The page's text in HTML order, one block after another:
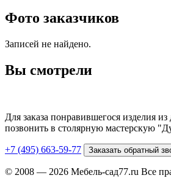
Фото заказчиков
Записей не найдено.
Вы смотрели
Для заказа понравившегося изделия из
позвонить в столярную мастерскую
+7 (495) 663-59-77 Заказать обратный
© 2008 — 2026 Мебель-сад77.ru Все